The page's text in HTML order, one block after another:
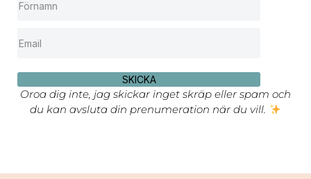
SKICKA
Oroa dig inte, jag skickar inget skräp eller spam och
du kan avsluta din prenumeration när du vill.